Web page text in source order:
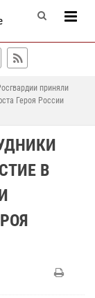
приняли
Героя России
В